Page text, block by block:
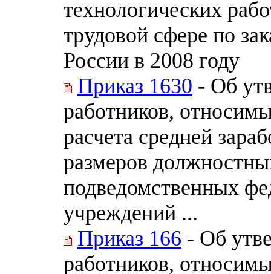
технологических
трудовой сфере по
России в 2008 году
Приказ 1630 - Об
работников,
расчета средней
размеров
подведомственных
учреждений ...
Приказ 166 - Об
работников,